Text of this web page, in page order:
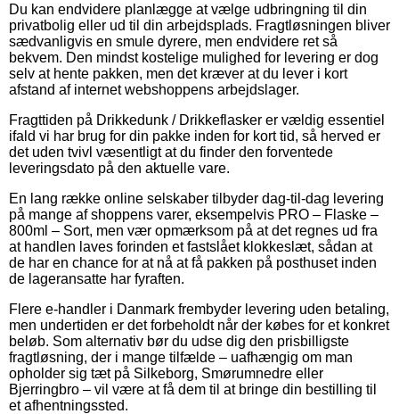
Du kan endvidere planlægge at vælge udbringning til din
privatbolig eller ud til din arbejdsplads. Fragtløsningen bliver
sædvanligvis en smule dyrere, men endvidere ret så
bekvem. Den mindst kostelige mulighed for levering er dog
selv at hente pakken, men det kræver at du lever i kort
afstand af internet webshoppens arbejdslager.
Fragttiden på Drikkedunk / Drikkeflasker er vældig essentiel
ifald vi har brug for din pakke inden for kort tid, så herved er
det uden tvivl væsentligt at du finder den forventede
leveringsdato på den aktuelle vare.
En lang række online selskaber tilbyder dag-til-dag levering
på mange af shoppens varer, eksempelvis PRO – Flaske –
800ml – Sort, men vær opmærksom på at det regnes ud fra
at handlen laves forinden et fastslået klokkeslæt, sådan at
de har en chance for at nå at få pakken på posthuset inden
de lageransatte har fyraften.
Flere e-handler i Danmark frembyder levering uden betaling,
men undertiden er det forbeholdt når der købes for et konkret
beløb. Som alternativ bør du udse dig den prisbilligste
fragtløsning, der i mange tilfælde – uafhængig om man
opholder sig tæt på Silkeborg, Smørumnedre eller
Bjerringbro – vil være at få dem til at bringe din bestilling til
et afhentningssted.